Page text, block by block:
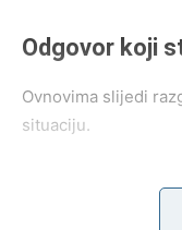
Odgovor koji
Ovnovima slijedi
situaciju.